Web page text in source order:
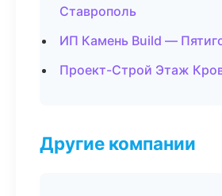
Ставрополь
ИП Камень Build —
Проект-Строй Этаж
Другие компании